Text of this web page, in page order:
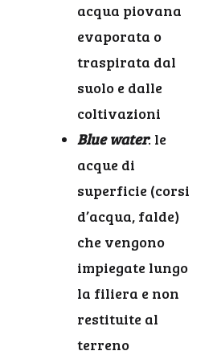
acqua piovana
evaporata o
traspirata dal
suolo e dalle
coltivazioni
Blue water: le
acque di
superficie (corsi
d’acqua, falde)
che vengono
impiegate lungo
la filiera e non
restituite al
terreno